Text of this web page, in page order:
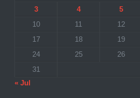
3
4 5
10
11 12
17
18 19
24
25 26
31
« Jul